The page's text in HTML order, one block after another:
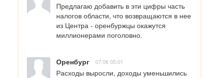
Предлагаю добавить в эти цифры часть
налогов области, что возвращаются в нее
из Центра - оренбуржцы окажутся
миллионерами поголовно.
Оренбург 07.06 05:01
Расходы выросли, доходы уменьшились